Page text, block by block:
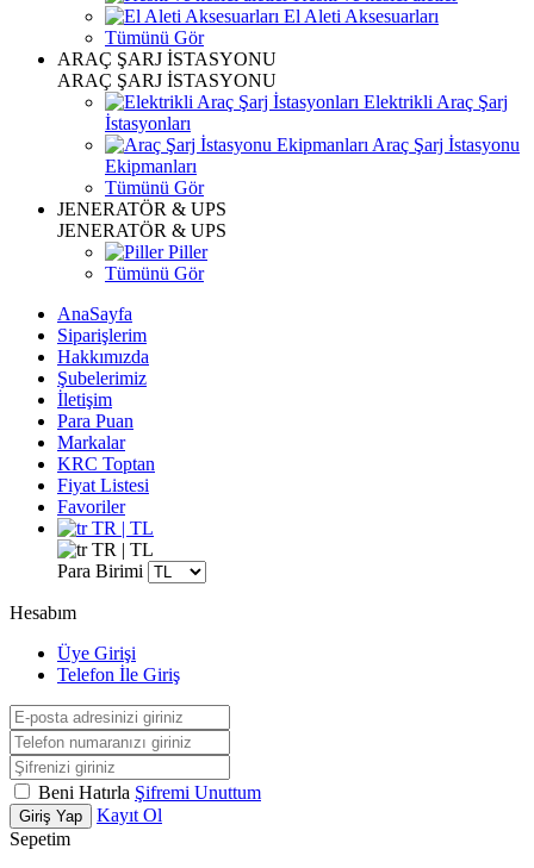
El Aleti Aksesuarları
Tümünü Gör
ARAÇ ŞARJ İSTASYONU
ARAÇ ŞARJ İSTASYONU
Elektrikli Araç Şarj
İstasyonları
Araç Şarj İstasyonu
Ekipmanları
Tümünü Gör
JENERATÖR & UPS
JENERATÖR & UPS
Piller
Tümünü Gör
AnaSayfa
Siparişlerim
Hakkımızda
Şubelerimiz
İletişim
Para Puan
Markalar
KRC Toptan
Fiyat Listesi
Favoriler
TR | TL
TR | TL
Para Birimi
Hesabım
Üye Girişi
Telefon İle Giriş
Beni Hatırla Şifremi Unuttum
Giriş Yap
Kayıt Ol
Sepetim